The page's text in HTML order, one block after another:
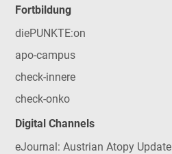
Fortbildung
diePUNKTE:on
apo-campus
check-innere
check-onko
Digital Channels
eJournal: Austrian Atopy Update